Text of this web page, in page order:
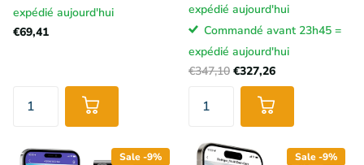
expédié aujourd'hui
€69,41
expédié aujourd'hui
Commandé avant 23h45 =
expédié aujourd'hui
€347,10 €327,26
Sale -9% Sale -9%